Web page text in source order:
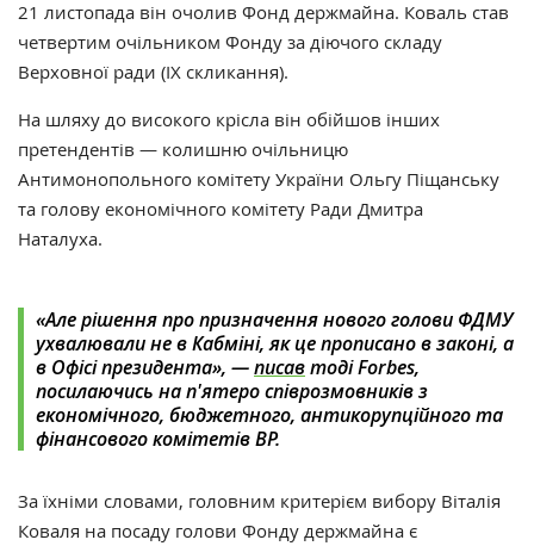
21 листопада він очолив Фонд держмайна. Коваль став
четвертим очільником Фонду за діючого складу
Верховної ради (IX скликання).
На шляху до високого крісла він обійшов інших
претендентів — колишню очільницю
Антимонопольного комітету України Ольгу Піщанську
та голову економічного комітету Ради Дмитра
Наталуха.
«Але рішення про призначення нового голови ФДМУ
ухвалювали не в Кабміні, як це прописано в законі, а
в Офісі президента», —писавтоді Forbes,
посилаючись на п'ятеро співрозмовників з
економічного, бюджетного, антикорупційного та
фінансового комітетів ВР.
За їхніми словами, головним критерієм вибору Віталія
Коваля на посаду голови Фонду держмайна є